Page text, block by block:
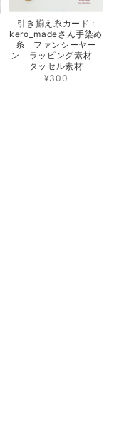
引き揃え糸カード :
kero_madeさん手染め
糸 ファンシーヤー
ン ラッピング素材
タッセル素材
¥300